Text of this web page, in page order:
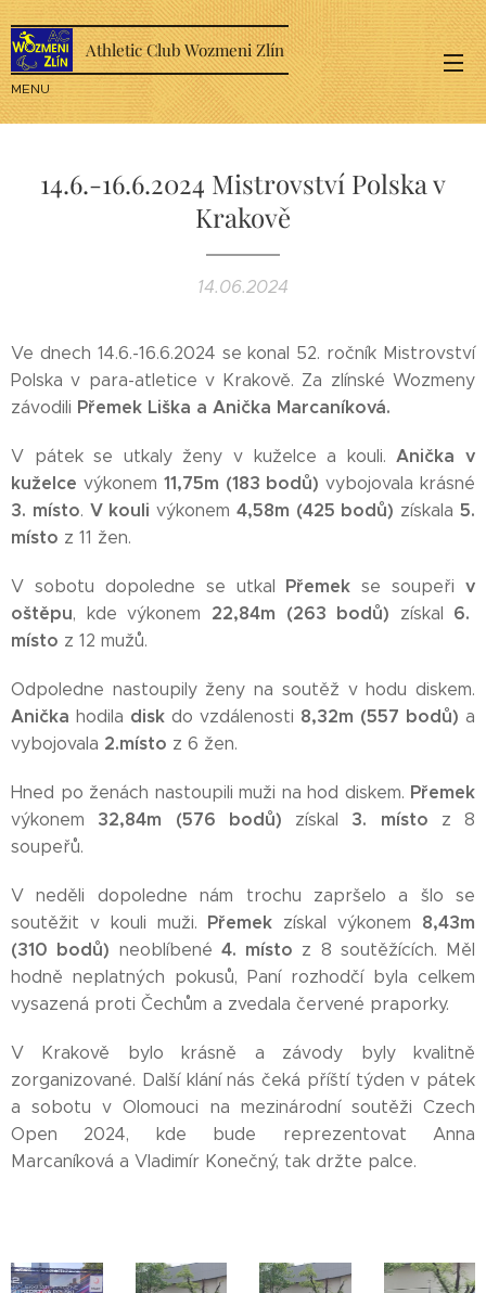
Athletic Club Wozmeni Zlín
MENU
14.6.-16.6.2024 Mistrovství Polska v
Krakově
14.06.2024
Ve dnech 14.6.-16.6.2024 se konal 52. ročník Mistrovství
Polska v para-atletice v Krakově. Za zlínské Wozmeny
závodili Přemek Liška a Anička Marcaníková.
V pátek se utkaly ženy v kuželce a kouli.Anička v
kuželce výkonem 11,75m (183 bodů) vybojovala krásné
3. místo. V kouli výkonem 4,58m (425 bodů) získala5.
místo z 11 žen.
V sobotu dopoledne se utkal Přemek se soupeři v
oštěpu, kde výkonem 22,84m (263 bodů) získal 6.
místo z 12 mužů.
Odpoledne nastoupily ženy na soutěž v hodu diskem.
Anička hodila disk do vzdálenosti 8,32m (557 bodů) a
vybojovala 2.místo z 6 žen.
Hned po ženách nastoupili muži na hod diskem. Přemek
výkonem 32,84m (576 bodů) získal 3. místo z 8
soupeřů.
V neděli dopoledne nám trochu zapršelo a šlo se
soutěžit v kouli muži. Přemek získal výkonem 8,43m
(310 bodů) neoblíbené 4. místo z 8 soutěžících. Měl
hodně neplatných pokusů, Paní rozhodčí byla celkem
vysazená proti Čechům a zvedala červené praporky.
V Krakově bylo krásně a závody byly kvalitně
zorganizované. Další klání nás čeká příští týden v pátek
a sobotu v Olomouci na mezinárodní soutěži Czech
Open 2024, kde bude reprezentovat Anna
Marcaníková a Vladimír Konečný, tak držte palce.